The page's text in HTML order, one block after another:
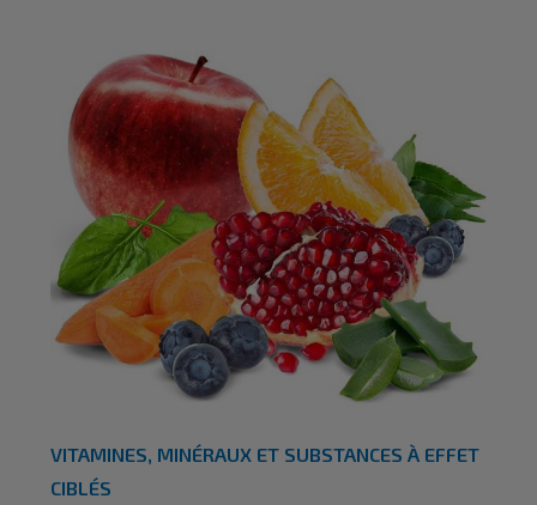
VITAMINES, MINÉRAUX ET SUBSTANCES À EFFET
CIBLÉS